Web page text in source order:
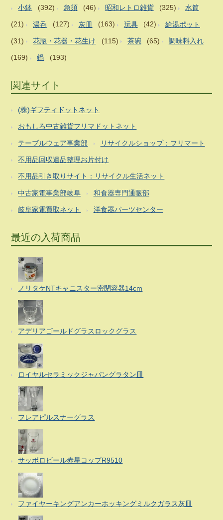
小鉢 (392) 急須 (46) 昭和レトロ雑貨 (325) 水筒
(21) 湯呑 (127) 灰皿 (163) 玩具 (42) 給湯ポット
(31) 花瓶・花器・花生け (115) 茶碗 (65) 調味料入れ
(169) 鍋 (193)
関連サイト
(株)ギフティドットネット
おもしろ中古雑貨フリマドットネット
テーブルウェア事業部 リサイクルショップ：フリマート
不用品回収遺品整理お片付け
不用品引き取りサイト：リサイクル生活ネット
中古家電事業部岐阜 和食器専門通販部
岐阜家電買取ネット 洋食器パーツセンター
最近の入荷商品
ノリタケNTキャニスター密閉容器14cm
アデリアゴールドグラスロックグラス
ロイヤルセラミックジャパングラタン皿
フレアピルスナーグラス
サッポロビール赤星コップR9510
ファイヤーキングアンカーホッキングミルクガラス灰皿